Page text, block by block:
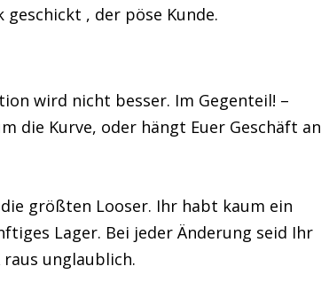
, der pöse Kunde.
wird nicht besser. Im Gegenteil! –
die Kurve, oder hängt Euer Geschäft an
größten Looser. Ihr habt kaum ein
Lager. Bei jeder Änderung seid Ihr
unglaublich.